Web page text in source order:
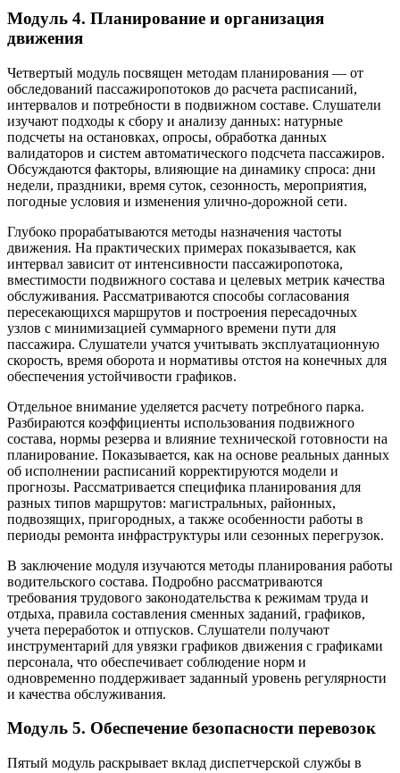
Модуль 4. Планирование и организация
движения
Четвертый модуль посвящен методам планирования — от
обследований пассажиропотоков до расчета расписаний,
интервалов и потребности в подвижном составе. Слушатели
изучают подходы к сбору и анализу данных: натурные
подсчеты на остановках, опросы, обработка данных
валидаторов и систем автоматического подсчета пассажиров.
Обсуждаются факторы, влияющие на динамику спроса: дни
недели, праздники, время суток, сезонность, мероприятия,
погодные условия и изменения улично-дорожной сети.
Глубоко прорабатываются методы назначения частоты
движения. На практических примерах показывается, как
интервал зависит от интенсивности пассажиропотока,
вместимости подвижного состава и целевых метрик качества
обслуживания. Рассматриваются способы согласования
пересекающихся маршрутов и построения пересадочных
узлов с минимизацией суммарного времени пути для
пассажира. Слушатели учатся учитывать эксплуатационную
скорость, время оборота и нормативы отстоя на конечных для
обеспечения устойчивости графиков.
Отдельное внимание уделяется расчету потребного парка.
Разбираются коэффициенты использования подвижного
состава, нормы резерва и влияние технической готовности на
планирование. Показывается, как на основе реальных данных
об исполнении расписаний корректируются модели и
прогнозы. Рассматривается специфика планирования для
разных типов маршрутов: магистральных, районных,
подвозящих, пригородных, а также особенности работы в
периоды ремонта инфраструктуры или сезонных перегрузок.
В заключение модуля изучаются методы планирования работы
водительского состава. Подробно рассматриваются
требования трудового законодательства к режимам труда и
отдыха, правила составления сменных заданий, графиков,
учета переработок и отпусков. Слушатели получают
инструментарий для увязки графиков движения с графиками
персонала, что обеспечивает соблюдение норм и
одновременно поддерживает заданный уровень регулярности
и качества обслуживания.
Модуль 5. Обеспечение безопасности перевозок
Пятый модуль раскрывает вклад диспетчерской службы в